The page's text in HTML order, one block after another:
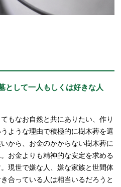
として一人もしくは好きな人
もなお自然と共にありたい、作り
ような理由で積極的に樹木葬を選
から、お金のかからない樹木葬に
お金よりも精神的な安定を求める
現世で嫌な人、嫌な家族と世間体
合っている人は相当いるだろうと